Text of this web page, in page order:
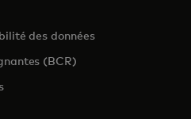
des données
(BCR)
un nouvel onglet